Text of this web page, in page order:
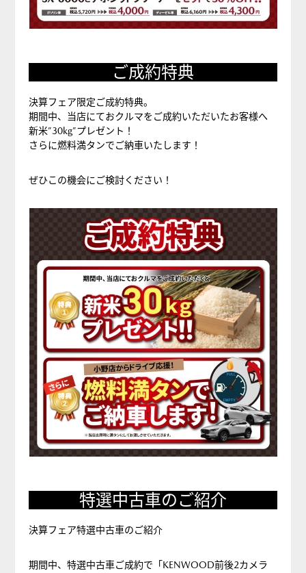
ご成約特典
決算フェア限定ご成約特典。
期間中、当店にておクルマをご成約いただいたお客様へ
新米”30kg”プレゼント！
さらに燃料満タンでご納車いたします！
ぜひこの機会にご検討ください！
特選中古車のご紹介
決算フェア特選中古車のご紹介
期間中、特選中古車ご成約で「KENWOOD前後2カメラ